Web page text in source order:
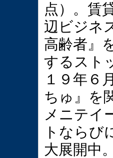
点）。賃
辺ビジネ
高齢者』
するスト
１９年６
ちゅ』を
メニテイ
トならび
大展開中